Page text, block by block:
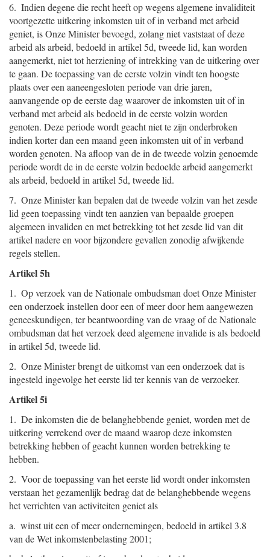
6. Indien degene die recht heeft op wegens algemene invaliditeit
voortgezette uitkering inkomsten uit of in verband met arbeid
geniet, is Onze Minister bevoegd, zolang niet vaststaat of deze
arbeid als arbeid, bedoeld in artikel 5d, tweede lid, kan worden
aangemerkt, niet tot herziening of intrekking van de uitkering over
te gaan. De toepassing van de eerste volzin vindt ten hoogste
plaats over een aaneengesloten periode van drie jaren,
aanvangende op de eerste dag waarover de inkomsten uit of in
verband met arbeid als bedoeld in de eerste volzin worden
genoten. Deze periode wordt geacht niet te zijn onderbroken
indien korter dan een maand geen inkomsten uit of in verband
worden genoten. Na afloop van de in de tweede volzin genoemde
periode wordt de in de eerste volzin bedoelde arbeid aangemerkt
als arbeid, bedoeld in artikel 5d, tweede lid.
7. Onze Minister kan bepalen dat de tweede volzin van het zesde
lid geen toepassing vindt ten aanzien van bepaalde groepen
algemeen invaliden en met betrekking tot het zesde lid van dit
artikel nadere en voor bijzondere gevallen zonodig afwijkende
regels stellen.
Artikel 5h
1. Op verzoek van de Nationale ombudsman doet Onze Minister
een onderzoek instellen door een of meer door hem aangewezen
geneeskundigen, ter beantwoording van de vraag of de Nationale
ombudsman dat het verzoek deed algemene invalide is als bedoeld
in artikel 5d, tweede lid.
2. Onze Minister brengt de uitkomst van een onderzoek dat is
ingesteld ingevolge het eerste lid ter kennis van de verzoeker.
Artikel 5i
1. De inkomsten die de belanghebbende geniet, worden met de
uitkering verrekend over de maand waarop deze inkomsten
betrekking hebben of geacht kunnen worden betrekking te
hebben.
2. Voor de toepassing van het eerste lid wordt onder inkomsten
verstaan het gezamenlijk bedrag dat de belanghebbende wegens
het verrichten van activiteiten geniet als
a. winst uit een of meer ondernemingen, bedoeld in artikel 3.8
van de Wet inkomstenbelasting 2001;